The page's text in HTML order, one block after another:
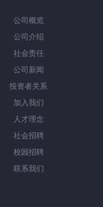
公司概览
公司介绍
社会责任
公司新闻
投资者关系
加入我们
人才理念
社会招聘
校园招聘
联系我们